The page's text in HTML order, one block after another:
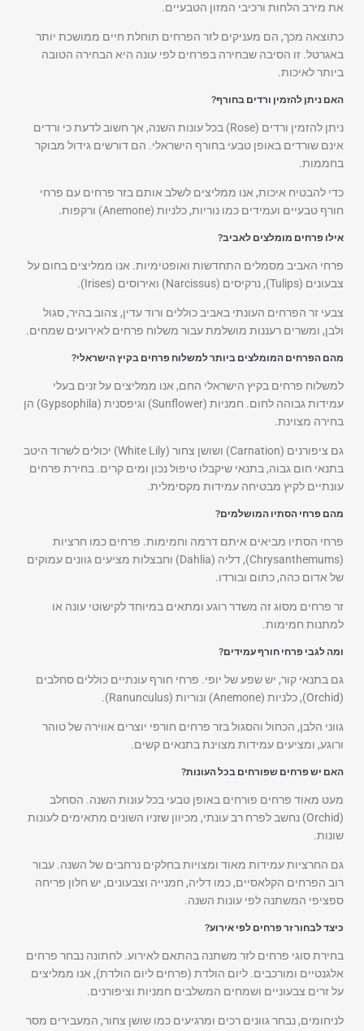
את מירב הלחות ורכיבי המזון הטבעיים.
כתוצאה מכך, הם מעניקים לזר הפרחים תוחלת חיים ממושכת יותר
באגרטל. זו הסיבה שבחירה בפרחים לפי עונה היא הבחירה הטובה
ביותר לאיכות.
האם ניתן להזמין ורדים בחורף?
ניתן להזמין ורדים (Rose) בכל עונות השנה, אך חשוב לדעת כי ורדים
אינם שורדים באופן טבעי בחורף הישראלי. הם דורשים גידול מבוקר
בחממות.
כדי להבטיח איכות, אנו ממליצים לשלב אותם בזר פרחים עם פרחי
חורף טבעיים ועמידים כמו נוריות, כלניות (Anemone) ורקפות.
אילו פרחים מומלצים לאביב?
פרחי האביב מסמלים התחדשות ואופטימיות. אנו ממליצים בחום על
צבעונים (Tulips), נרקיסים (Narcissus) ואירוסים (Irises).
צבעי זר הפרחים העונתי באביב כוללים ורוד עדין, צהוב בהיר, סגול
ולבן, ומשרים רעננות מושלמת עבור משלוח פרחים לאירועים שמחים.
מהם הפרחים המומלצים ביותר למשלוח פרחים בקיץ הישראלי?
למשלוח פרחים בקיץ הישראלי החם, אנו ממליצים על זנים בעלי
עמידות גבוהה לחום. חמניות (Sunflower) וגיפסנית (Gypsophila) הן
בחירה מצוינת.
גם ציפורנים (Carnation) ושושן צחור (White Lily) יכולים לשרוד היטב
בתנאי חום גבוה, בתנאי שיקבלו טיפול נכון ומים קרים. בחירת פרחים
עונתיים לקיץ מבטיחה עמידות מקסימלית.
מהם פרחי הסתיו המושלמים?
פרחי הסתיו מביאים איתם דרמה וחמימות. פרחים כמו חרציות
(Chrysanthemums), דליה (Dahlia) וחבצלות מציעים גוונים עמוקים
של אדום כהה, כתום ובורדו.
זר פרחים מסוג זה משדר רוגע ומתאים במיוחד לקישוטי עונה או
למתנות חמימות.
ומה לגבי פרחי חורף עמידים?
גם בתנאי קור, יש שפע של יופי. פרחי חורף עונתיים כוללים סחלבים
(Orchid), כלניות (Anemone) ונוריות (Ranunculus).
גווני הלבן, הכחול והסגול בזר פרחים חורפי יוצרים אווירה של טוהר
ורוגע, ומציעים עמידות מצוינת בתנאים קשים.
האם יש פרחים שפורחים בכל העונות?
מעט מאוד פרחים פורחים באופן טבעי בכל עונות השנה. הסחלב
(Orchid) נחשב לפרח רב עונתי, מכיוון שזניו השונים מתאימים לעונות
שונות.
גם החרציות עמידות מאוד ומצויות בחלקים נרחבים של השנה. עבור
רוב הפרחים הקלאסיים, כמו דליה, חמנייה וצבעונים, יש חלון פריחה
ספציפי המשתנה לפי עונות השנה.
כיצד לבחור זר פרחים לפי אירוע?
בחירת סוגי פרחים לזר משתנה בהתאם לאירוע. לחתונה נבחר פרחים
אלגנטיים ומורכבים. ליום הולדת (פרחים ליום הולדת), אנו ממליצים
על זרים צבעוניים ושמחים המשלבים חמניות וציפורנים.
לניחומים, נבחר גוונים רכים ומרגיעים כמו שושן צחור, המעבירים מסר